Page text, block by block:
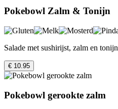
Pokebowl Zalm & Tonijn
Salade met sushirijst, zalm en tonijn
€ 10.95
Pokebowl gerookte zalm